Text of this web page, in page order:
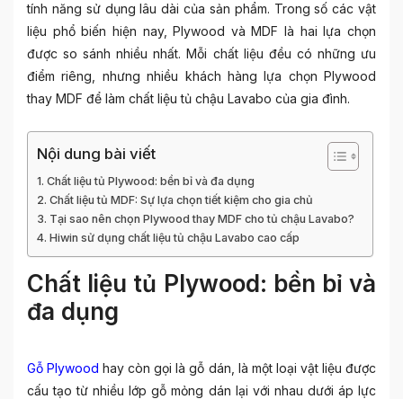
tính năng sử dụng lâu dài của sản phẩm. Trong số các vật
liệu phổ biến hiện nay, Plywood và MDF là hai lựa chọn
được so sánh nhiều nhất. Mỗi chất liệu đều có những ưu
điểm riêng, nhưng nhiều khách hàng lựa chọn Plywood
thay MDF để làm chất liệu tủ chậu Lavabo của gia đình.
Nội dung bài viết
Chất liệu tủ Plywood: bền bỉ và đa dụng
Chất liệu tủ MDF: Sự lựa chọn tiết kiệm cho gia chủ
Tại sao nên chọn Plywood thay MDF cho tủ chậu Lavabo?
Hiwin sử dụng chất liệu tủ chậu Lavabo cao cấp
Chất liệu tủ Plywood: bền bỉ và
đa dụng
Gỗ Plywood hay còn gọi là gỗ dán, là một loại vật liệu được
cấu tạo từ nhiều lớp gỗ mỏng dán lại với nhau dưới áp lực